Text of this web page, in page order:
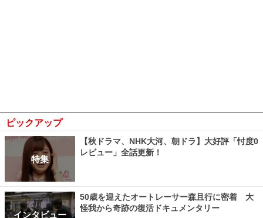
ピックアップ
特集
【秋ドラマ、NHK大河、朝ドラ】大好評「忖度0
レビュー」全話更新！
インタビュー
50歳を迎えたオートレーサー森且行に密着 大
怪我から奇跡の復活ドキュメンタリー